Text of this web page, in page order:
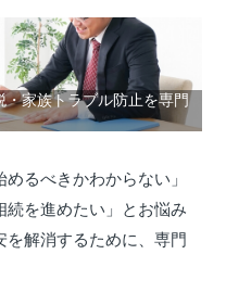
家族トラブル防止を専門
るべきかわからない」
続を進めたい」とお悩み
解消するために、専門